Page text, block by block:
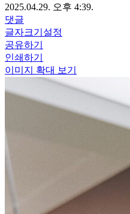
2025.04.29. 오후 4:39.
댓글
글자크기설정
공유하기
인쇄하기
이미지 확대 보기